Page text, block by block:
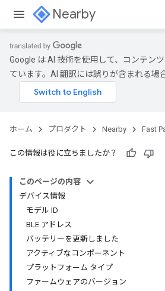
Nearby
Google は AI 技術を使用して、コンテン
ています。AI 翻訳には誤りが含まれる場
ホーム プロダクト Nearby Fast
この情報は役に立ちましたか？
このページの内容
デバイス情報
モデル ID
BLE アドレス
バッテリーを更新しました
アクティブなコンポーネント
プラットフォーム タイプ
ファームウェアのバージョン